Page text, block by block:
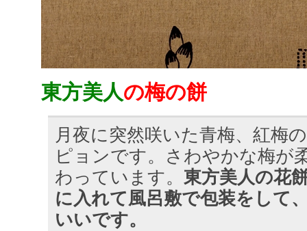
東方美人の梅の餅
月夜に突然咲いた青梅、紅梅
ピョンです。さわやかな梅が
わっています。 東方美人の花
に入れて風呂敷で包装をして
いいです。